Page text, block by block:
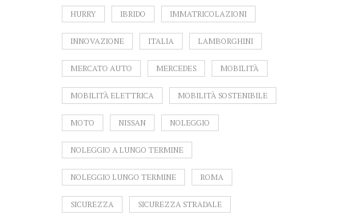
HURRY IBRIDO IMMATRICOLAZIONI
INNOVAZIONE ITALIA LAMBORGHINI
MERCATO AUTO MERCEDES MOBILITÀ
MOBILITÀ ELETTRICA MOBILITÀ SOSTENIBILE
MOTO NISSAN NOLEGGIO
NOLEGGIO A LUNGO TERMINE
NOLEGGIO LUNGO TERMINE ROMA
SICUREZZA SICUREZZA STRADALE